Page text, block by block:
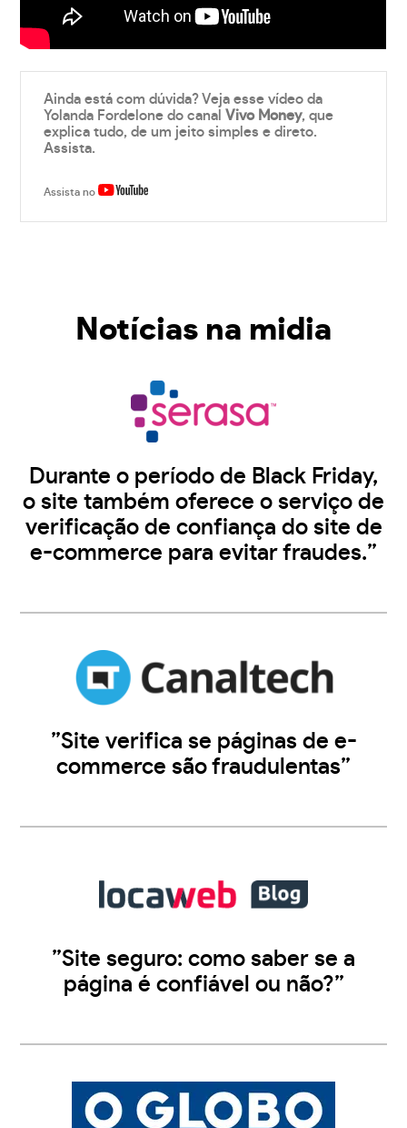
Ainda está com dúvida? Veja esse vídeo da
Yolanda Fordelone do canalVivo Money, que
explica tudo, de um jeito simples e direto.
Assista.
Assista no
Notícias na midia
Durante o período de Black Friday,
o site também oferece o serviço de
verificação de confiança do site de
e-commerce para evitar fraudes.”
”Site verifica se páginas de e-
commerce são fraudulentas”
”Site seguro: como saber se a
página é confiável ou não?”